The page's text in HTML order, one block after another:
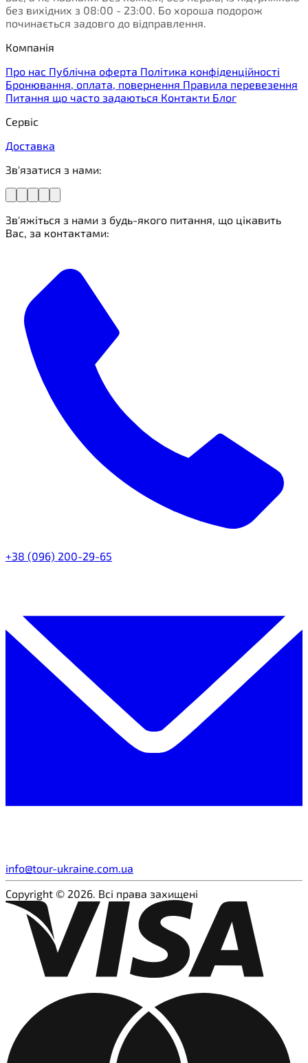
без вихідних з 08:00 - 23:00. Бо хороша подорож
починається задовго до відправлення.
Компанія
Про нас Публічна оферта Політика конфіденційності
Бронювання, оплата, повернення Правила перевезення
Питання що часто задаються Контакти Блог
Сервіс
Доставка
Зв'язатися з нами:
Зв'яжіться з нами з будь-якого питання, що цікавить
Вас, за контактами:
+38 (096) 200-29-65
info@tour-ukraine.com.ua
Copyright © 2026. Всі права захищені